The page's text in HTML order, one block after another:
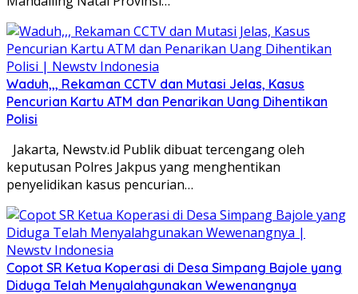
Waduh,,, Rekaman CCTV dan Mutasi Jelas, Kasus
Pencurian Kartu ATM dan Penarikan Uang Dihentikan
Polisi
Jakarta, Newstv.id Publik dibuat tercengang oleh
keputusan Polres Jakpus yang menghentikan
penyelidikan kasus pencurian…
Copot SR Ketua Koperasi di Desa Simpang Bajole yang
Diduga Telah Menyalahgunakan Wewenangnya